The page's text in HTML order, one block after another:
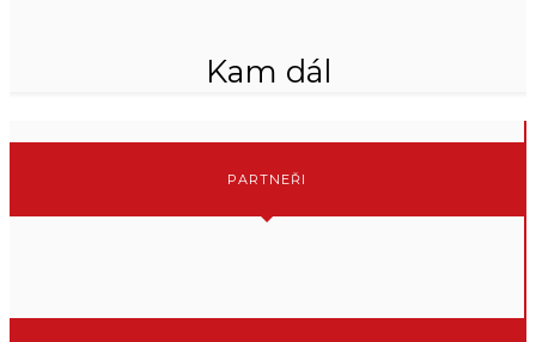
Kam dál
PARTNEŘI